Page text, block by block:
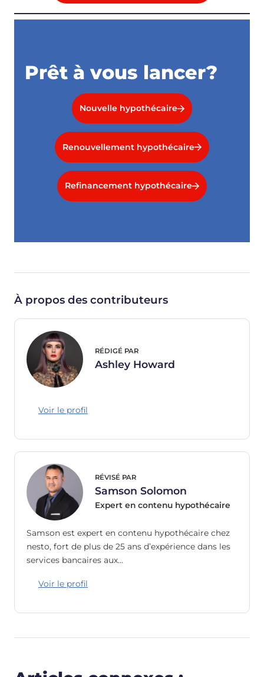
Prêt à vous lancer?
Nouvelle hypothécaire
Renouvellement hypothécaire
Refinancement hypothécaire
À propos des contributeurs
RÉDIGÉ PAR
Ashley Howard
Voir le profil
RÉVISÉ PAR
Samson Solomon
Expert en contenu hypothécaire
Samson est expert en contenu hypothécaire chez
nesto, fort de plus de 25 ans d’expérience dans les
services bancaires aux…
Voir le profil